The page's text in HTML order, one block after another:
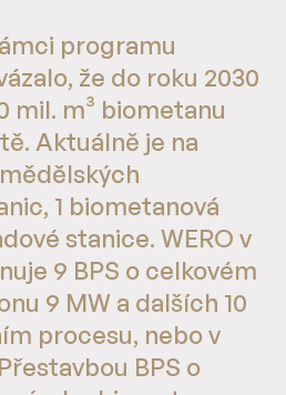
programu
že do roku 2030
mil. m³ biometanu
Aktuálně je na
1 biometanová
stanice. WERO v
9 BPS o celkovém
9 MW a dalších 10
procesu, nebo v
BPS o